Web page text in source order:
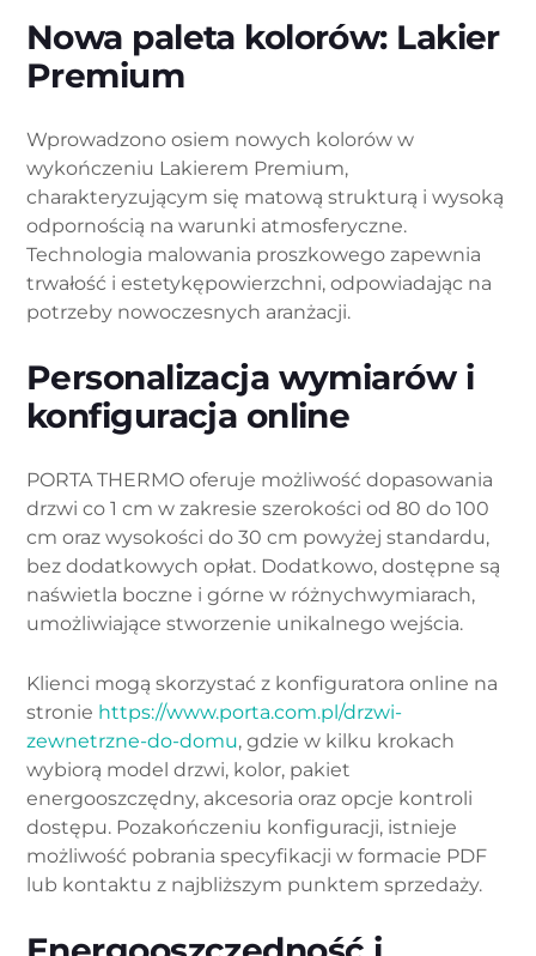
Nowa paleta kolorów: Lakier
Premium
Wprowadzono osiem nowych kolorów w
wykończeniu Lakierem Premium,
charakteryzującym się matową strukturą i wysoką
odpornością na warunki atmosferyczne.
Technologia malowania proszkowego zapewnia
trwałość i estetykępowierzchni, odpowiadając na
potrzeby nowoczesnych aranżacji.
Personalizacja wymiarów i
konfiguracja online
PORTA THERMO oferuje możliwość dopasowania
drzwi co 1 cm w zakresie szerokości od 80 do 100
cm oraz wysokości do 30 cm powyżej standardu,
bez dodatkowych opłat. Dodatkowo, dostępne są
naświetla boczne i górne w różnychwymiarach,
umożliwiające stworzenie unikalnego wejścia.
Klienci mogą skorzystać z konfiguratora online na
stronie https://www.porta.com.pl/drzwi-
zewnetrzne-do-domu, gdzie w kilku krokach
wybiorą model drzwi, kolor, pakiet
energooszczędny, akcesoria oraz opcje kontroli
dostępu. Pozakończeniu konfiguracji, istnieje
możliwość pobrania specyfikacji w formacie PDF
lub kontaktu z najbliższym punktem sprzedaży.